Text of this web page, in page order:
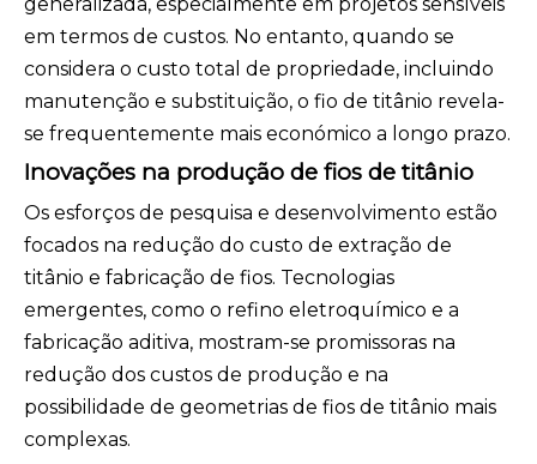
generalizada, especialmente em projetos sensíveis
em termos de custos. No entanto, quando se
considera o custo total de propriedade, incluindo
manutenção e substituição, o fio de titânio revela-
se frequentemente mais económico a longo prazo.
Inovações na produção de fios de titânio
Os esforços de pesquisa e desenvolvimento estão
focados na redução do custo de extração de
titânio e fabricação de fios. Tecnologias
emergentes, como o refino eletroquímico e a
fabricação aditiva, mostram-se promissoras na
redução dos custos de produção e na
possibilidade de geometrias de fios de titânio mais
complexas.